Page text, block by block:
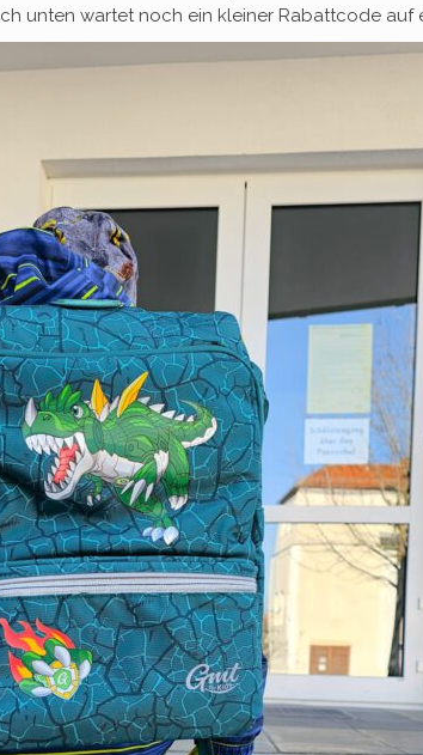
unten wartet noch ein kleiner Rabattcode auf